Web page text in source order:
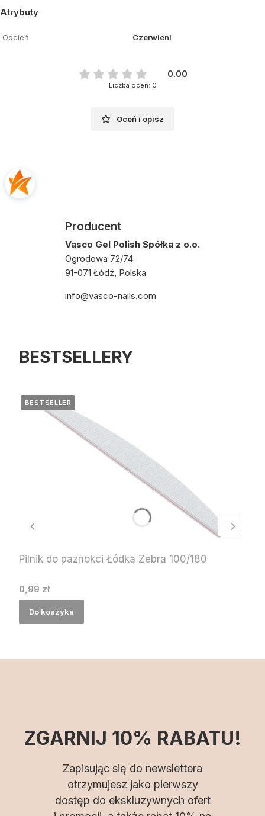
Atrybuty
Odcień Czerwieni
0.00
Liczba ocen: 0
Oceń i opisz
Producent
Vasco Gel Polish Spółka z o.o.
Ogrodowa 72/74
91-071 Łódź, Polska
info@vasco-nails.com
BESTSELLERY
BESTSELLER
Pilnik do paznokci Łódka Zebra 100/180
Cena
0,99 zł
Do koszyka
ZGARNIJ 10% RABATU!
Zapisując się do newslettera
otrzymujesz jako pierwszy
dostęp do ekskluzywnych ofert